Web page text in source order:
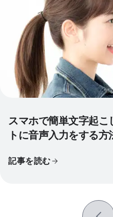
スマホで簡単文字起
トに音声入力をする方
記事を読む